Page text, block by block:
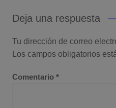
Deja una respuesta
Tu dirección de correo
Los campos obligatorios
Comentario *